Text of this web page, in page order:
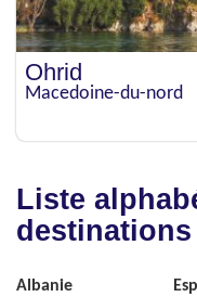
Ohrid
Macedoine-du-nord
Liste
Albanie